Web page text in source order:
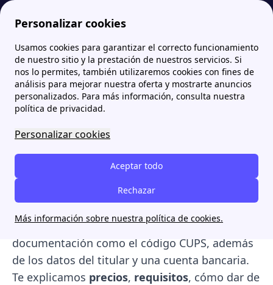
Personalizar cookies
Usamos cookies para garantizar el correcto funcionamiento
de nuestro sitio y la prestación de nuestros servicios. Si
nos lo permites, también utilizaremos cookies con fines de
análisis para mejorar nuestra oferta y mostrarte anuncios
personalizados. Para más información, consulta nuestra
política de privacidad.
Personalizar cookies
Aceptar todo
Rechazar
Más información sobre nuestra política de cookies.
Papernest.es Trámites Luz y Gas Alta gas: ¿Cuánto cuesta y cómo darse de alta? Precios y requisitos
Alta gas: ¿Cuánto cuesta y
cómo darse de alta?
Precios y requisitos
Dar de alta el gas natural en Españaconsiste
en contratar una tarifa con una
, para que la distribuidora
Para ello es necesario disponer de cierta
documentación como el código CUPS, además
de los datos del titular y una cuenta bancaria.
Te explicamos precios, requisitos, cómo dar de